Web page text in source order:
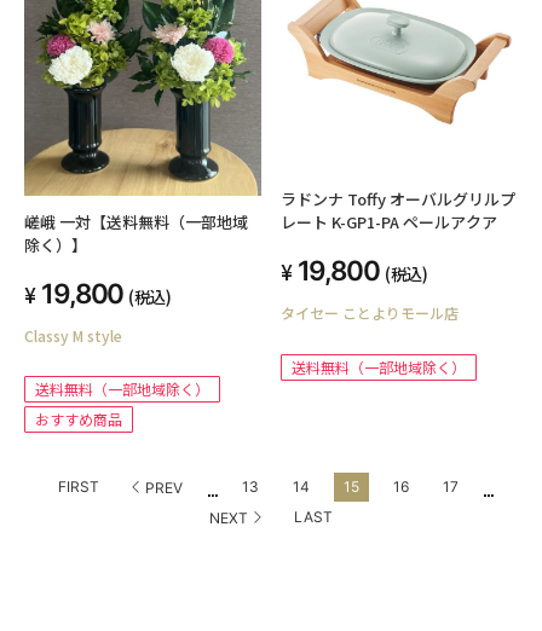
嵯峨 一対【送料無料（一部地域
除く）】
19,800 (税込)
Classy M style
送料無料（一部地域除く）
おすすめ商品
ラドンナ Toffy オーバルグリルプ
レート K-GP1-PA ペールアクア
19,800 (税込)
タイセー ことよりモール店
送料無料（一部地域除く）
FIRST PREV ... 13 14 15 16 17 ...
NEXT LAST